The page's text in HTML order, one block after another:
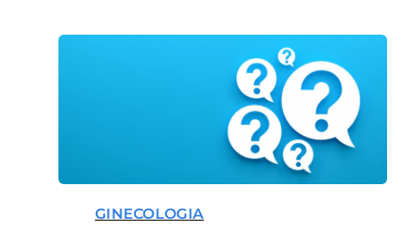
tumori, tra cui quelli della
cervice uterina, dell’ano, del
pene, della vulva, della vagina e
dell’orofaringe. Un recente
studio pubblicato su…
GINECOLOGIA